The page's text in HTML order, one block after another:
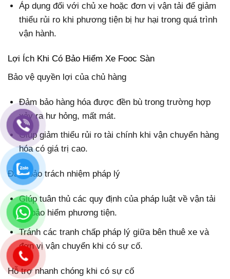
Áp dụng đối với chủ xe hoặc đơn vị vận tải để giảm
thiểu rủi ro khi phương tiện bị hư hại trong quá trình
vận hành.
Lợi Ích Khi Có Bảo Hiểm Xe Fooc Sàn
Bảo vệ quyền lợi của chủ hàng
Đảm bảo hàng hóa được đền bù trong trường hợp
xảy ra hư hỏng, mất mát.
Giúp giảm thiểu rủi ro tài chính khi vận chuyển hàng
hóa có giá trị cao.
Đảm bảo trách nhiệm pháp lý
Giúp tuân thủ các quy định của pháp luật về vận tải
và bảo hiểm phương tiện.
Tránh các tranh chấp pháp lý giữa bên thuê xe và
đơn vị vận chuyển khi có sự cố.
Hỗ trợ nhanh chóng khi có sự cố